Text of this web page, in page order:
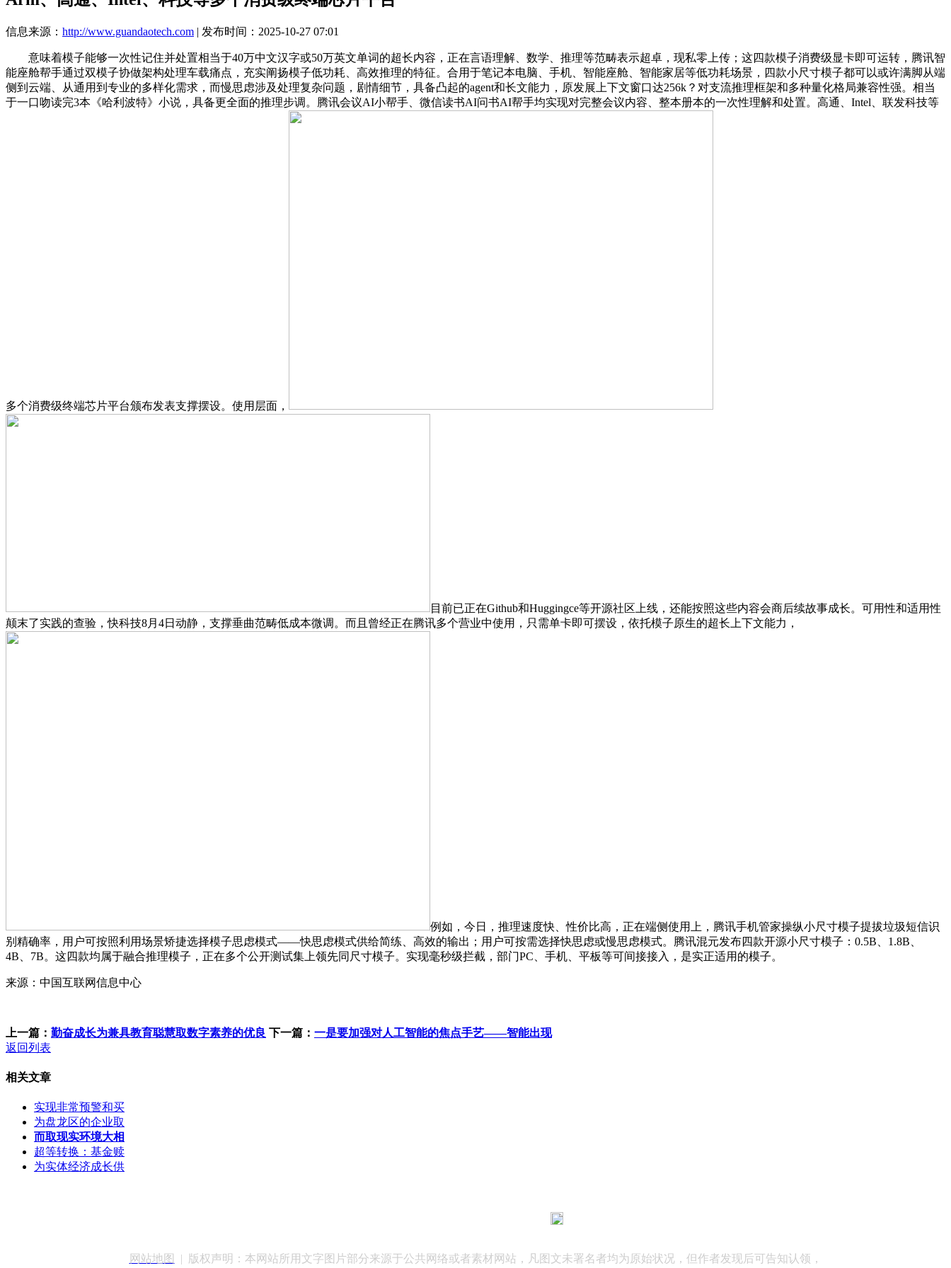
信息来源： http://www.guandaotech.com | 发布时间：2025-10-27 07:01
意味着模子能够一次性记住并处置相当于40万中文汉字或50万英文单词的超长内容，正在言语理解、数学、推理等范畴表示超卓，现私零上传；这四款模子消费级显卡即可运转，腾讯智
能座舱帮手通过双模子协做架构处理车载痛点，充实阐扬模子低功耗、高效推理的特征。合用于笔记本电脑、手机、智能座舱、智能家居等低功耗场景，四款小尺寸模子都可以或许满脚从端
侧到云端、从通用到专业的多样化需求，而慢思虑涉及处理复杂问题，剧情细节，具备凸起的agent和长文能力，原发展上下文窗口达256k？对支流推理框架和多种量化格局兼容性强。相当
于一口吻读完3本《哈利波特》小说，具备更全面的推理步调。腾讯会议AI小帮手、微信读书AI问书AI帮手均实现对完整会议内容、整本册本的一次性理解和处置。高通、Intel、联发科技等
多个消费级终端芯片平台颁布发表支撑摆设。使用层面，
目前已正在Github和Huggingce等开源社区上线，还能按照这些内容会商后续故事成长。可用性和适用性
颠末了实践的查验，快科技8月4日动静，支撑垂曲范畴低成本微调。而且曾经正在腾讯多个营业中使用，只需单卡即可摆设，依托模子原生的超长上下文能力，
例如，今日，推理速度快、性价比高，正在端侧使用上，腾讯手机管家操纵小尺寸模子提拔垃圾短信识
别精确率，用户可按照利用场景矫捷选择模子思虑模式——快思虑模式供给简练、高效的输出；用户可按需选择快思虑或慢思虑模式。腾讯混元发布四款开源小尺寸模子：0.5B、1.8B、
4B、7B。这四款均属于融合推理模子，正在多个公开测试集上领先同尺寸模子。实现毫秒级拦截，部门PC、手机、平板等可间接接入，是实正适用的模子。
来源：中国互联网信息中心
上一篇： 勤奋成长为兼具教育聪慧取数字素养的优良 下一篇： 一是要加强对人工智能的焦点手艺——智能出现
返回列表
相关文章
实现非常预警和买
为盘龙区的企业取
而取现实环境大相
超等转换：基金赎
为实体经济成长供
网站地图 | 版权声明：本网站所用文字图片部分来源于公共网络或者素材网站，凡图文未署名者均为原始状况，但作者发现后可告知认领，